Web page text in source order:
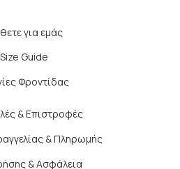
για εμάς
Size Guide
Φροντίδας
& Επιστροφές
& Πληρωμής
& Ασφάλεια